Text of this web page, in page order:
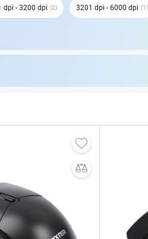
dpi - 3200 dpi 2 3201 dpi - 6000 dpi 1